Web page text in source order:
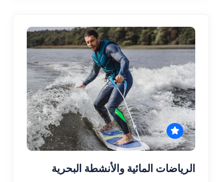
الرياضات المائية والأنشطة البحرية